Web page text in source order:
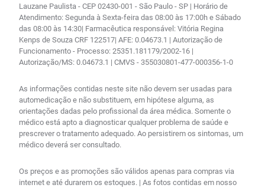
Lauzane Paulista - CEP 02430-001 - São Paulo - SP | Horário de
Atendimento: Segunda à Sexta-feira das 08:00 às 17:00h e Sábado
das 08:00 às 14:30| Farmacêutica responsável: Vitória Regina
Kenps de Souza CRF 122517| AFE: 0.04673.1 | Autorização de
Funcionamento - Processo: 25351.181179/2002-16 |
Autorização/MS: 0.04673.1 | CMVS - 355030801-477-000356-1-0
As informações contidas neste site não devem ser usadas para
automedicação e não substituem, em hipótese alguma, as
orientações dadas pelo profissional da área médica. Somente o
médico está apto a diagnosticar qualquer problema de saúde e
prescrever o tratamento adequado. Ao persistirem os sintomas, um
médico deverá ser consultado.
Os preços e as promoções são válidos apenas para compras via
internet e até durarem os estoques. | As fotos contidas em nosso